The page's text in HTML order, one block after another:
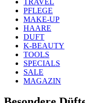
TRAVEL
PFLEGE
MAKE-UP
HAARE
DUFT
K-BEAUTY
TOOLS
SPECIALS
SALE
MAGAZIN